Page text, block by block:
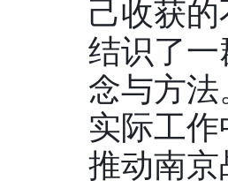
己收获
结识了
念与方
实际工
推动南